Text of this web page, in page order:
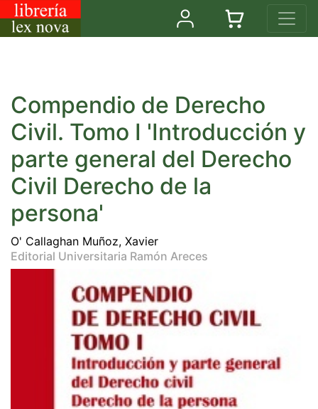
Compendio de Derecho
Civil. Tomo I 'Introducción y
parte general del Derecho
Civil Derecho de la
persona'
O' Callaghan Muñoz, Xavier
Editorial Universitaria Ramón Areces